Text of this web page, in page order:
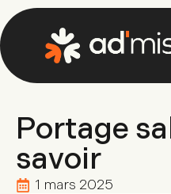
Portage
savoir
1 mars 2025